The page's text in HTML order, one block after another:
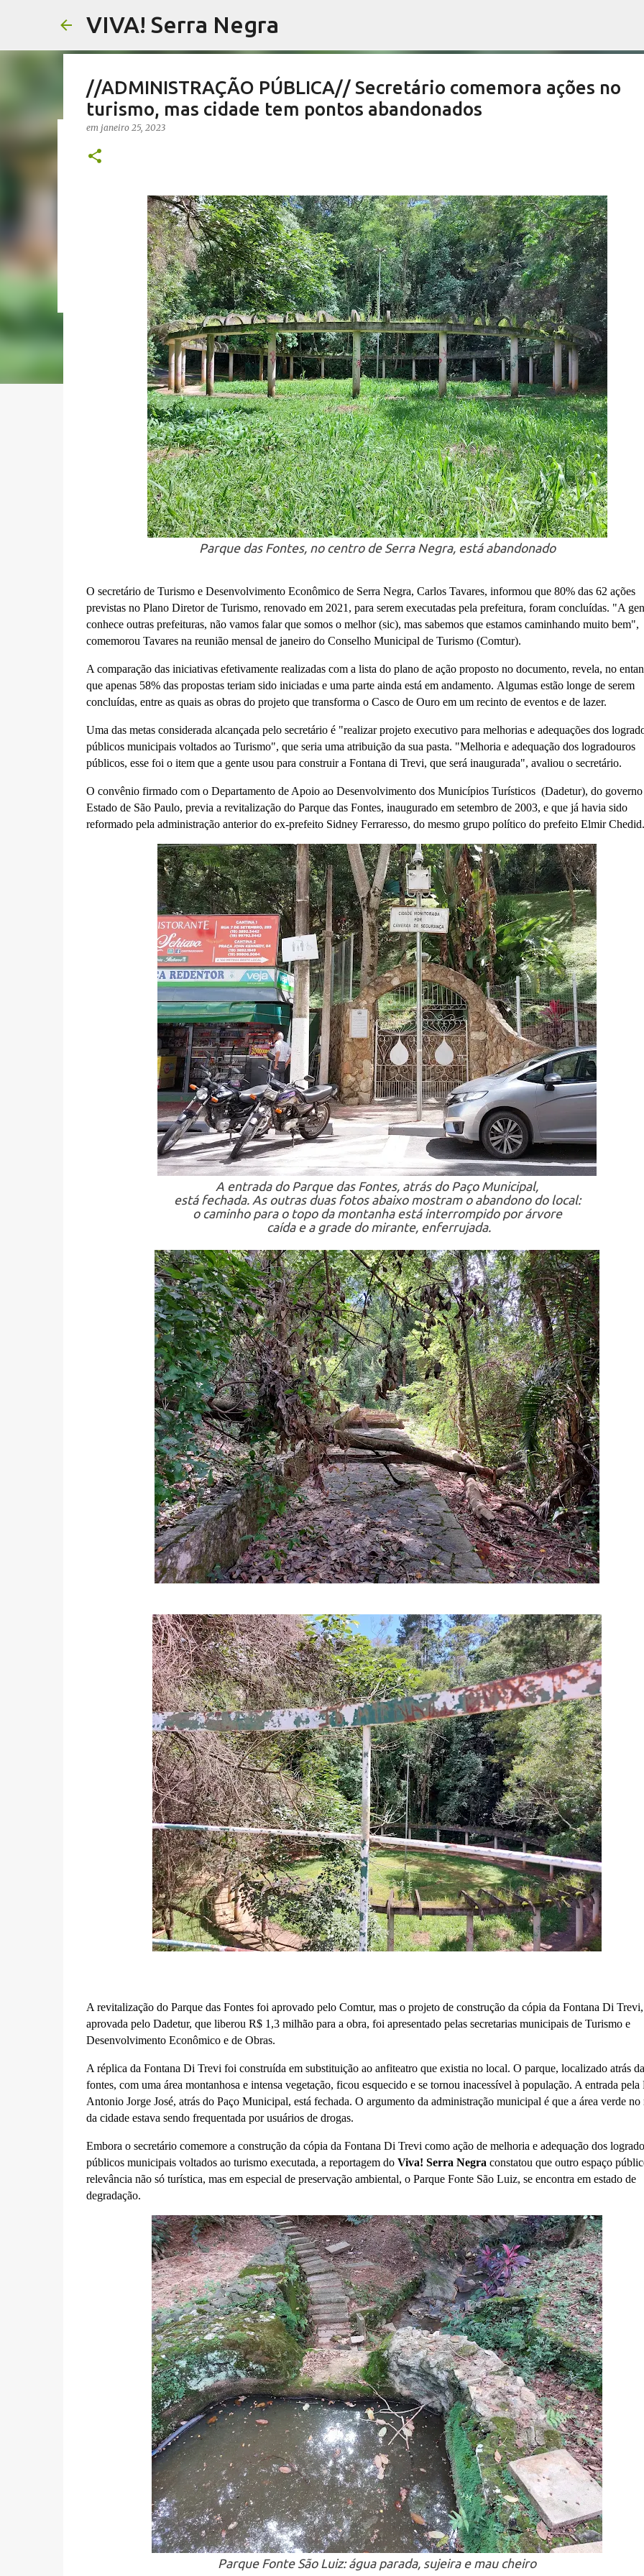
VIVA! Serra Negra
//SALETE SILVA// Vereadores devem aprovar por unanimidade
agosto 05, 2026 EMENDAS IMPOSITIVAS SERRA NEGRA NOTÍCIAS SERRA NEGRA SALETE SILVA VIVA! SERRA NEGRA
//ADMINISTRAÇÃO PÚBLICA// Secretário comemora ações no
turismo, mas cidade tem pontos abandonados
em janeiro 25, 2023
Parque das Fontes, no centro de Serra Negra, está abandonado
O secretário de Turismo e Desenvolvimento Econômico de Serra Negra, Carlos Tavares, informou que 80% das 62 ações
previstas no Plano Diretor de Turismo, renovado em 2021, para serem executadas pela prefeitura, foram concluídas. "A
conhece outras prefeituras, não vamos falar que somos o melhor (sic), mas sabemos que estamos caminhando muito bem",
comemorou Tavares na reunião mensal de janeiro do Conselho Municipal de Turismo (Comtur).
A comparação das iniciativas efetivamente realizadas com a lista do plano de ação proposto no documento, revela, no
que apenas 58% das propostas teriam sido iniciadas e uma parte ainda está em andamento. Algumas estão longe de serem
concluídas, entre as quais as obras do projeto que transforma o Casco de Ouro em um recinto de eventos e de lazer.
Uma das metas considerada alcançada pelo secretário é "realizar projeto executivo para melhorias e adequações dos
públicos municipais voltados ao Turismo", que seria uma atribuição da sua pasta. "Melhoria e adequação dos logradouros
públicos, esse foi o item que a gente usou para construir a Fontana di Trevi, que será inaugurada", avaliou o secretário.
O convênio firmado com o Departamento de Apoio ao Desenvolvimento dos Municípios Turísticos (Dadetur), do
Estado de São Paulo, previa a revitalização do Parque das Fontes, inaugurado em setembro de 2003, e que já havia sido
reformado pela administração anterior do ex-prefeito Sidney Ferraresso, do mesmo grupo político do prefeito Elmir Chedid.
A entrada do Parque das Fontes, atrás do Paço Municipal,
está fechada. As outras duas fotos abaixo mostram o abandono do local:
o caminho para o topo da montanha está interrompido por árvore
caída e a grade do mirante, enferrujada.
A revitalização do Parque das Fontes foi aprovado pelo Comtur, mas o projeto de construção da cópia da Fontana Di Trevi,
aprovada pelo Dadetur, que liberou R$ 1,3 milhão para a obra, foi apresentado pelas secretarias municipais de Turismo e
Desenvolvimento Econômico e de Obras.
A réplica da Fontana Di Trevi foi construída em substituição ao anfiteatro que existia no local. O parque, localizado atrás
fontes, com uma área montanhosa e intensa vegetação, ficou esquecido e se tornou inacessível à população. A entrada pela
Antonio Jorge José, atrás do Paço Municipal, está fechada. O argumento da administração municipal é que a área verde no
da cidade estava sendo frequentada por usuários de drogas.
Embora o secretário comemore a construção da cópia da Fontana Di Trevi como ação de melhoria e adequação dos
públicos municipais voltados ao turismo executada, a reportagem do Viva! Serra Negra constatou que outro espaço
relevância não só turística, mas em especial de preservação ambiental, o Parque Fonte São Luiz, se encontra em estado de
degradação.
Parque Fonte São Luiz: água parada, sujeira e mau cheiro